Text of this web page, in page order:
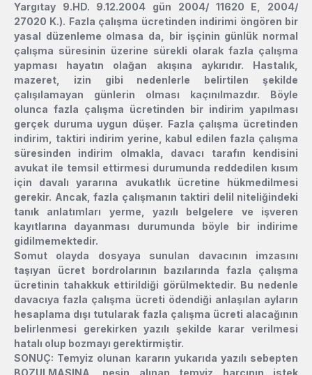
Yargıtay 9.HD. 9.12.2004 gün 2004/ 11620 E, 2004/
27020 K.). Fazla çalışma ücretinden indirimi öngören bir
yasal düzenleme olmasa da, bir işçinin günlük normal
çalışma süresinin üzerine sürekli olarak fazla çalışma
yapması hayatın olağan akışına aykırıdır. Hastalık,
mazeret, izin gibi nedenlerle belirtilen şekilde
çalışılamayan günlerin olması kaçınılmazdır. Böyle
olunca fazla çalışma ücretinden bir indirim yapılması
gerçek duruma uygun düşer. Fazla çalışma ücretinden
indirim, taktiri indirim yerine, kabul edilen fazla çalışma
süresinden indirim olmakla, davacı tarafın kendisini
avukat ile temsil ettirmesi durumunda reddedilen kısım
için davalı yararına avukatlık ücretine hükmedilmesi
gerekir. Ancak, fazla çalışmanın taktiri delil niteliğindeki
tanık anlatımları yerme, yazılı belgelere ve işveren
kayıtlarına dayanması durumunda böyle bir indirime
gidilmemektedir.
Somut olayda dosyaya sunulan davacının imzasını
taşıyan ücret bordrolarının bazılarında fazla çalışma
ücretinin tahakkuk ettirildiği görülmektedir. Bu nedenle
davacıya fazla çalışma ücreti ödendiği anlaşılan ayların
hesaplama dışı tutularak fazla çalışma ücreti alacağının
belirlenmesi gerekirken yazılı şekilde karar verilmesi
hatalı olup bozmayı gerektirmiştir.
SONUÇ: Temyiz olunan kararın yukarıda yazılı sebepten